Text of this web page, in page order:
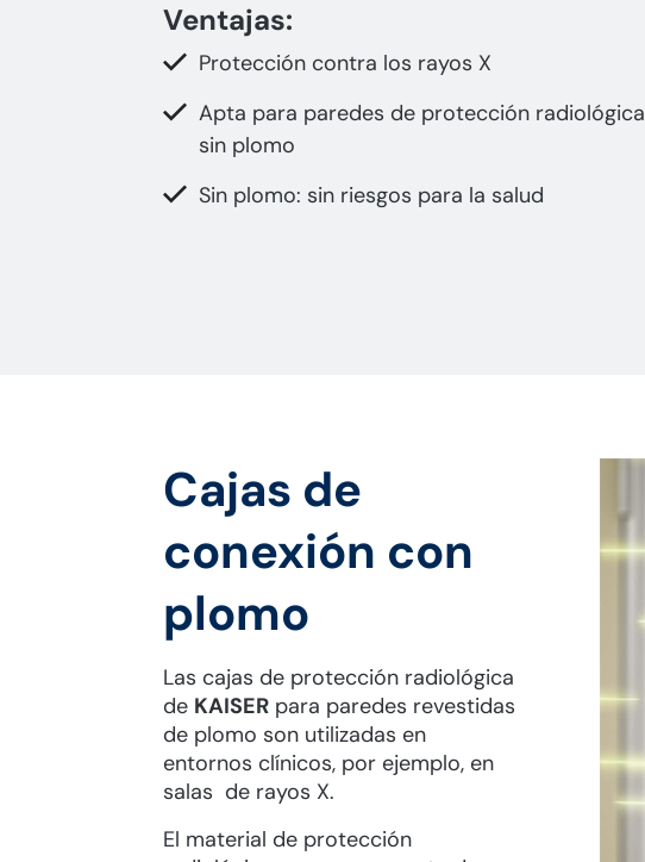
Ventajas:
Protección contra los rayos X
Apta para paredes de protección radiológica
sin plomo
Sin plomo: sin riesgos para la salud
Cajas de
conexión con
plomo
Las cajas de protección radiológica
de KAISER para paredes revestidas
de plomo son utilizadas en
entornos clínicos, por ejemplo, en
salas de rayos X.
El material de protección